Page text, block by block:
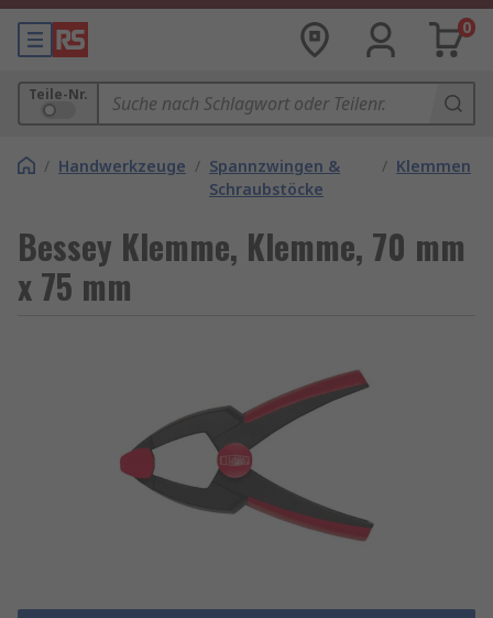
0
Teile-Nr.
/ Handwerkzeuge / Spannzwingen &
Schraubstöcke
/ Klemmen
Bessey Klemme, Klemme, 70 mm
x 75 mm